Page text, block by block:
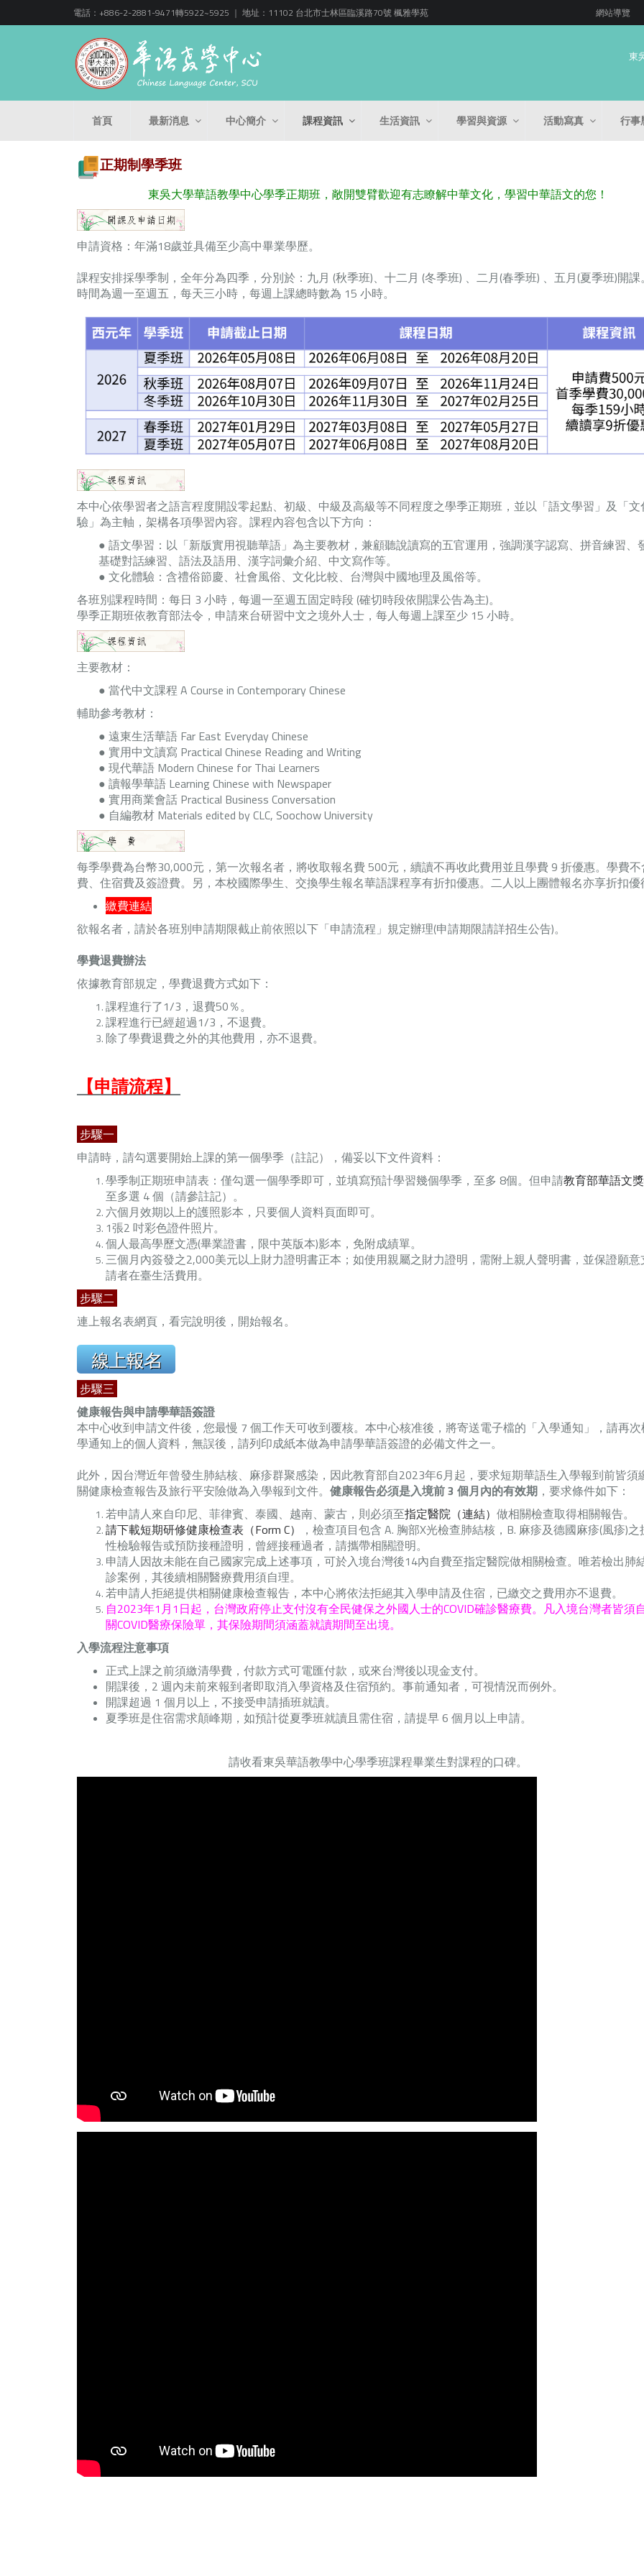
電話：+886-2-2881-9471轉5922~5925 ｜ 地址：11102 台北市士林區臨溪路70號 楓雅學苑 網站導覽
東
首頁 最新消息 中心簡介 課程資訊 生活資訊 學習與資源 活動寫真 行事
正期制學季班
東吳大學華語教學中心學季正期班，敞開雙臂歡迎有志瞭解中華文化，學習中華語文的您！
申請資格：年滿18歲並具備至少高中畢業學歷。
課程安排採學季制，全年分為四季，分別於：九月 (秋季班)、十二月 (冬季班) 、二月(春季班) 、五月(夏季班)開課
時間為週一至週五，每天三小時，每週上課總時數為 15 小時。
本中心依學習者之語言程度開設零起點、初級、中級及高級等不同程度之學季正期班，並以「語文學習」及「文
驗」為主軸，架構各項學習內容。課程內容包含以下方向：
● 語文學習：以「新版實用視聽華語」為主要教材，兼顧聽說讀寫的五官運用，強調漢字認寫、拼音練習、
基礎對話練習、語法及語用、漢字詞彙介紹、中文寫作等。
● 文化體驗：含禮俗節慶、社會風俗、文化比較、台灣與中國地理及風俗等。
各班別課程時間：每日 3 小時，每週一至週五固定時段 (確切時段依開課公告為主)。
學季正期班依教育部法令，申請來台研習中文之境外人士，每人每週上課至少 15 小時。
主要教材：
● 當代中文課程 A Course in Contemporary Chinese
輔助參考教材：
● 遠東生活華語 Far East Everyday Chinese
● 實用中文讀寫 Practical Chinese Reading and Writing
● 現代華語 Modern Chinese for Thai Learners
● 讀報學華語 Learning Chinese with Newspaper
● 實用商業會話 Practical Business Conversation
● 自編教材 Materials edited by CLC, Soochow University
每季學費為台幣30,000元，第一次報名者，將收取報名費 500元，續讀不再收此費用並且學費 9 折優惠。學費
費、住宿費及簽證費。另，本校國際學生、交換學生報名華語課程享有折扣優惠。二人以上團體報名亦享折扣優
繳費連結
欲報名者，請於各班別申請期限截止前依照以下「申請流程」規定辦理(申請期限請詳招生公告)。
學費退費辦法
依據教育部規定，學費退費方式如下：
課程進行了1/3，退費50％。
課程進行已經超過1/3，不退費。
除了學費退費之外的其他費用，亦不退費。
【申請流程】
步驟一
申請時，請勾選要開始上課的第一個學季（註記），備妥以下文件資料：
學季制正期班申請表：僅勾選一個學季即可，並填寫預計學習幾個學季，至多 8個。但申請教育部華語文
至多選 4 個（請參註記）。
六個月效期以上的護照影本，只要個人資料頁面即可。
1張2 吋彩色證件照片。
個人最高學歷文憑(畢業證書，限中英版本)影本，免附成績單。
三個月內簽發之2,000美元以上財力證明書正本；如使用親屬之財力證明，需附上親人聲明書，並保證願意
請者在臺生活費用。
步驟二
連上報名表網頁，看完說明後，開始報名。
步驟三
健康報告與申請學華語簽證
本中心收到申請文件後，您最慢 7 個工作天可收到覆核。本中心核准後，將寄送電子檔的「入學通知」，請再
學通知上的個人資料，無誤後，請列印成紙本做為申請學華語簽證的必備文件之一。
此外， 因台灣近年曾發生肺結核、麻疹群聚感染，因此教育部自2023年6月起，要求短期華語生入學報到前皆須
關健康檢查報告及旅行平安險做為入學報到文件。 健康報告必須是入境前 3 個月內的有效期 ，要求條件如下：
若申請人來自印尼、菲律賓、泰國、越南、蒙古，則必須至指定醫院（連結） 做相關檢查取得相關報告。
請下載短期研修健康檢查表（Form C）
，檢查項目包含 A. 胸部X光檢查肺結核，B. 麻疹及德國麻疹(風疹)之
性檢驗報告或預防接種證明，曾經接種過者，請攜帶相關證明。
申請人因故未能在自己國家完成上述事項，可於入境台灣後14內自費至指定醫院做相關檢查。唯若檢出肺
診案例，其後續相關醫療費用須自理。
若申請人拒絕提供相關健康檢查報告，本中心將依法拒絕其入學申請及住宿，已繳交之費用亦不退費。
自2023年1月1日起，台灣政府停止支付沒有全民健保之外國人士的COVID確診醫療費。凡入境台灣者皆須
關COVID醫療保險單，其保險期間須涵蓋就讀期間至出境。
入學流程注意事項
正式上課之前須繳清學費，付款方式可電匯付款，或來台灣後以現金支付。
開課後，2 週內未前來報到者即取消入學資格及住宿預約。事前通知者，可視情況而例外。
開課超過 1 個月以上，不接受申請插班就讀。
夏季班是住宿需求顛峰期，如預計從夏季班就讀且需住宿，請提早 6 個月以上申請。
請收看東吳華語教學中心學季班課程畢業生對課程的口碑。